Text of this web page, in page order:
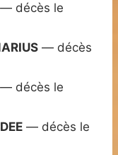
— décès le
— décès
— décès le
— décès le